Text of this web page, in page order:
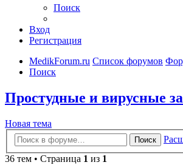
Поиск
Вход
Регистрация
MedikForum.ru Список форумов
Поиск
Простудные и вирусные
Новая тема
Поиск
36 тем • Страница 1 из 1